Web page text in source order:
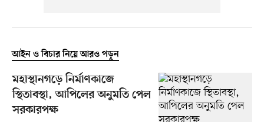
আইন ও বিচার নিয়ে আরও পড়ুন
মহাস্থানগড়ে নির্মাণকাজে
স্থিতাবস্থা, আপিলের অনুমতি পেল
সরকারপক্ষ